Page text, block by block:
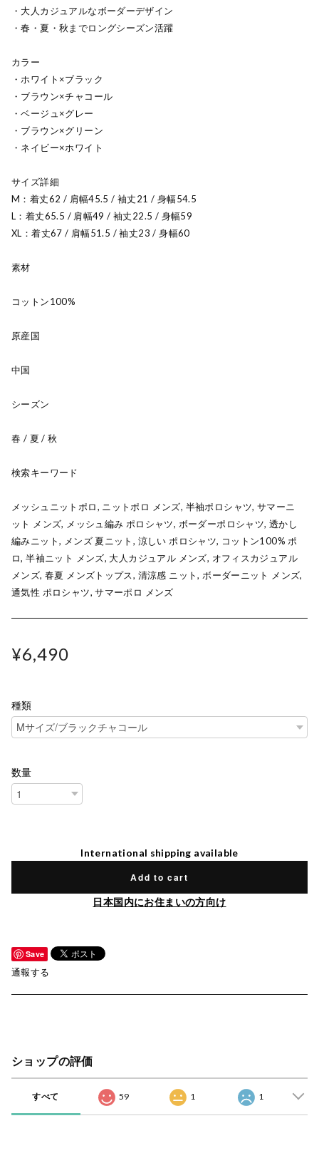
・大人カジュアルなボーダーデザイン
・春・夏・秋までロングシーズン活躍
カラー
・ホワイト×ブラック
・ブラウン×チャコール
・ベージュ×グレー
・ブラウン×グリーン
・ネイビー×ホワイト
サイズ詳細
M：着丈62 / 肩幅45.5 / 袖丈21 / 身幅54.5
L：着丈65.5 / 肩幅49 / 袖丈22.5 / 身幅59
XL：着丈67 / 肩幅51.5 / 袖丈23 / 身幅60
素材
コットン100%
原産国
中国
シーズン
春 / 夏 / 秋
検索キーワード
メッシュニットポロ, ニットポロ メンズ, 半袖ポロシャツ, サマーニ
ット メンズ, メッシュ編み ポロシャツ, ボーダーポロシャツ, 透かし
編みニット, メンズ 夏ニット, 涼しい ポロシャツ, コットン100% ポ
ロ, 半袖ニット メンズ, 大人カジュアル メンズ, オフィスカジュアル
メンズ, 春夏 メンズトップス, 清涼感 ニット, ボーダーニット メンズ,
通気性 ポロシャツ, サマーポロ メンズ
¥6,490
種類
数量
International shipping available
Add to cart
日本国内にお住まいの方向け
Save
通報する
ショップの評価
すべて 59 1 1